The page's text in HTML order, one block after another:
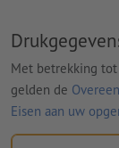
Met betrekking
gelden de
Eisen aan uw